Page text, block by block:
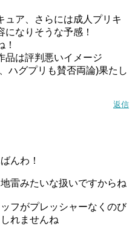
ュア、さらには成人プリキ
になりそうな予感！
品は評判悪いイメージ
ハグプリも賛否両論)果たし
返信
んわ！
雷みたいな扱いですからね
フがプレッシャーなくのび
れませんね